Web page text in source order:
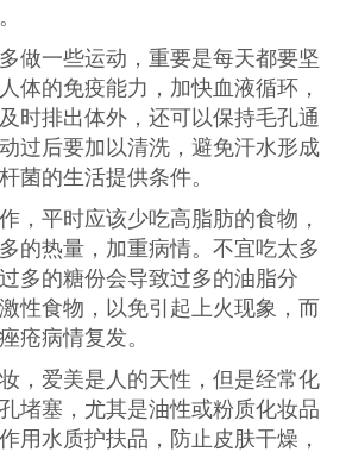
一些运动，重要是每天都要坚
体的免疫能力，加快血液循环，
时排出体外，还可以保持毛孔通
过后要加以清洗，避免汗水形成
菌的生活提供条件。
平时应该少吃高脂肪的食物，
的热量，加重病情。不宜吃太多
多的糖份会导致过多的油脂分
性食物，以免引起上火现象，而
疮病情复发。
爱美是人的天性，但是经常化
堵塞，尤其是油性或粉质化妆品
用水质护扶品，防止皮肤干燥，